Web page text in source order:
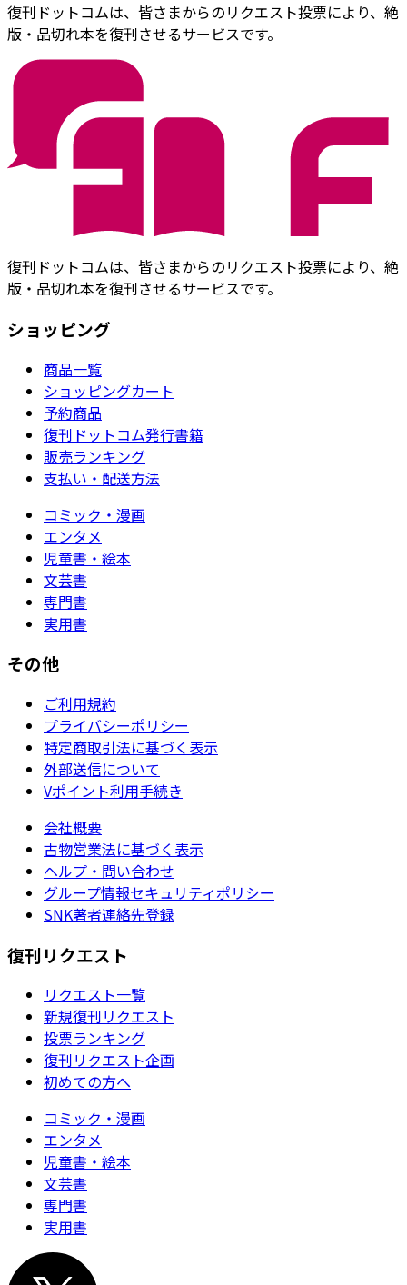
復刊ドットコムは、皆さまからのリクエスト投票により、絶
版・品切れ本を復刊させるサービスです。
復刊ドットコムは、皆さまからのリクエスト投票により、絶
版・品切れ本を復刊させるサービスです。
ショッピング
商品一覧
ショッピングカート
予約商品
復刊ドットコム発行書籍
販売ランキング
支払い・配送方法
コミック・漫画
エンタメ
児童書・絵本
文芸書
専門書
実用書
その他
ご利用規約
プライバシーポリシー
特定商取引法に基づく表示
外部送信について
Vポイント利用手続き
会社概要
古物営業法に基づく表示
ヘルプ・問い合わせ
グループ情報セキュリティポリシー
SNK著者連絡先登録
復刊リクエスト
リクエスト一覧
新規復刊リクエスト
投票ランキング
復刊リクエスト企画
初めての方へ
コミック・漫画
エンタメ
児童書・絵本
文芸書
専門書
実用書